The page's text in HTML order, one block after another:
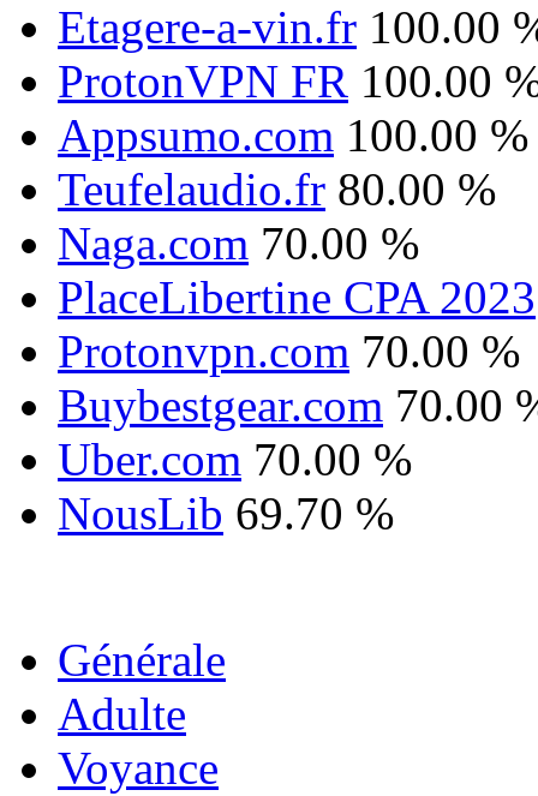
Etagere-a-vin.fr 100.00
ProtonVPN FR 100.00
Appsumo.com 100.00 %
Teufelaudio.fr 80.00 %
Naga.com 70.00 %
PlaceLibertine CPA 2023
Protonvpn.com 70.00 %
Buybestgear.com 70.00
Uber.com 70.00 %
NousLib 69.70 %
Générale
Adulte
Voyance